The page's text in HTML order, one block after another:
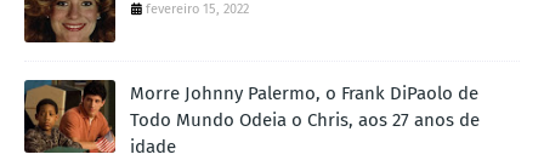
fevereiro 15, 2022
Morre Johnny Palermo, o Frank DiPaolo de
Todo Mundo Odeia o Chris, aos 27 anos de
idade